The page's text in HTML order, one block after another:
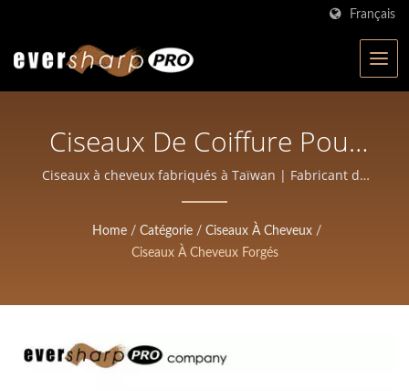
Français
Ciseaux De Coiffure Pour
Barbiers Avec
Personnalisation De Taille,
Vis Et Lame | Eversharp
Avec Plus De 40 Ans
Ciseaux à cheveux fabriqués à Taïwan | Fabricant de
ciseaux certifié ISO à Taïwan | Eversharp Pro Company
pour ciseaux professionnels
Home / Catégorie / Ciseaux À Cheveux /
Ciseaux À Cheveux Forgés